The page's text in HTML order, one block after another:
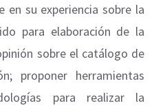
en su experiencia sobre la
para elaboración de la
sobre el catálogo de
proponer herramientas
para realizar la